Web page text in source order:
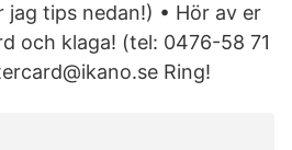
jag tips nedan!) • Hör av er
och klaga! (tel: 0476-58 71
Ring!